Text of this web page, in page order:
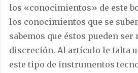
los «conocimientos» de este
los conocimientos que se
sabemos que éstos pueden
discreción. Al artículo le falta
este tipo de instrumentos